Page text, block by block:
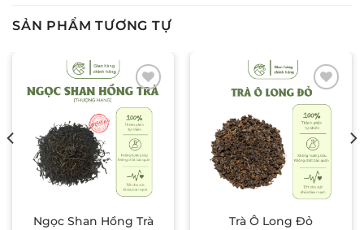
SẢN PHẨM TƯƠNG TỰ
Add to wishlist
Ngọc Shan Hồng Trà
Add to wishlist
Trà Ô Long Đỏ